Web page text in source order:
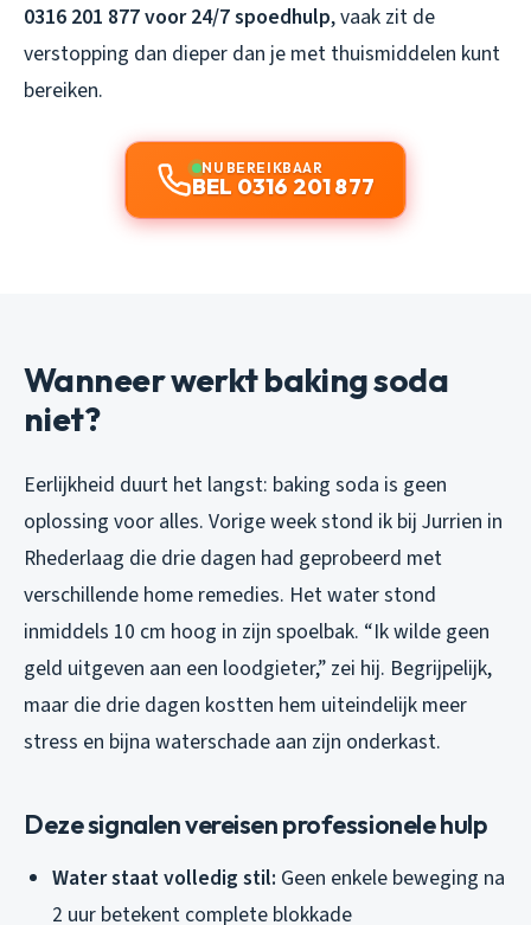
0316 201 877 voor 24/7 spoedhulp, vaak zit de
verstopping dan dieper dan je met thuismiddelen kunt
bereiken.
NU BEREIKBAAR
BEL 0316 201 877
Wanneer werkt baking soda
niet?
Eerlijkheid duurt het langst: baking soda is geen
oplossing voor alles. Vorige week stond ik bij Jurrien in
Rhederlaag die drie dagen had geprobeerd met
verschillende home remedies. Het water stond
inmiddels 10 cm hoog in zijn spoelbak. “Ik wilde geen
geld uitgeven aan een loodgieter,” zei hij. Begrijpelijk,
maar die drie dagen kostten hem uiteindelijk meer
stress en bijna waterschade aan zijn onderkast.
Deze signalen vereisen professionele hulp
Water staat volledig stil: Geen enkele beweging na
2 uur betekent complete blokkade